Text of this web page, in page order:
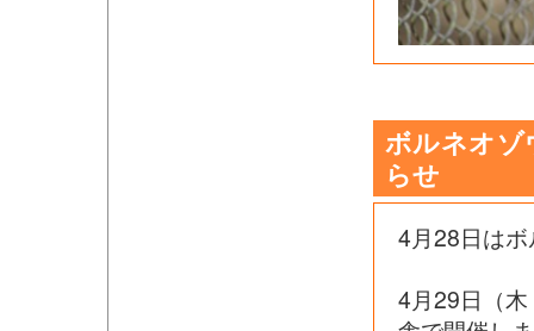
ボルネオ
らせ
4月28日は
4月29日（